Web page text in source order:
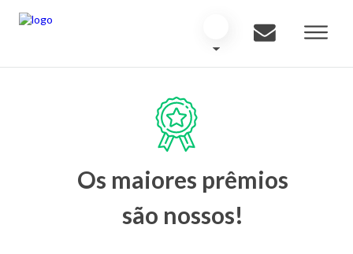
Os maiores prêmios
são nossos!